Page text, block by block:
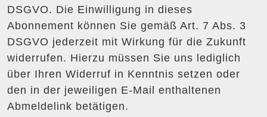
DSGVO. Die Einwilligung in dieses
Abonnement können Sie gemäß Art. 7 Abs. 3
DSGVO jederzeit mit Wirkung für die Zukunft
widerrufen. Hierzu müssen Sie uns lediglich
über Ihren Widerruf in Kenntnis setzen oder
den in der jeweiligen E-Mail enthaltenen
Abmeldelink betätigen.